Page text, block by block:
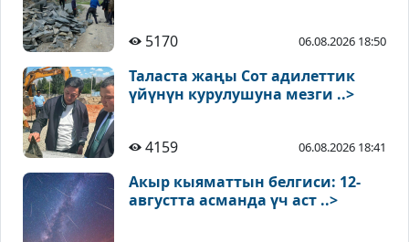
5170 06.08.2026 18:50
Таласта жаңы Сот адилеттик
үйүнүн курулушуна мезги ..>
4159 06.08.2026 18:41
Акыр кыяматтын белгиси: 12-
августта асманда үч аст ..>